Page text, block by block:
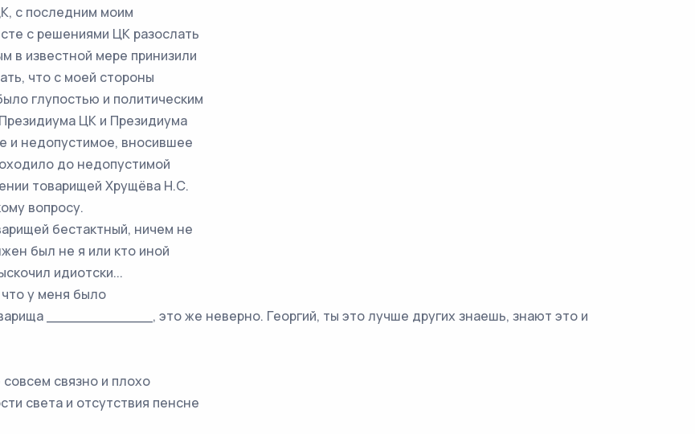
с последним моим
с решениями ЦК разослать
в известной мере принизили
что с моей стороны
глупостью и политическим
ЦК и Президиума
недопустимое, вносившее
до недопустимой
товарищей Хрущёва Н.С.
вопросу.
бестактный, ничем не
был не я или кто иной
идиотски...
у меня было
____________, это же неверно. Георгий, ты это лучше других знаешь, знают это и
связно и плохо
света и отсутствия пенсне